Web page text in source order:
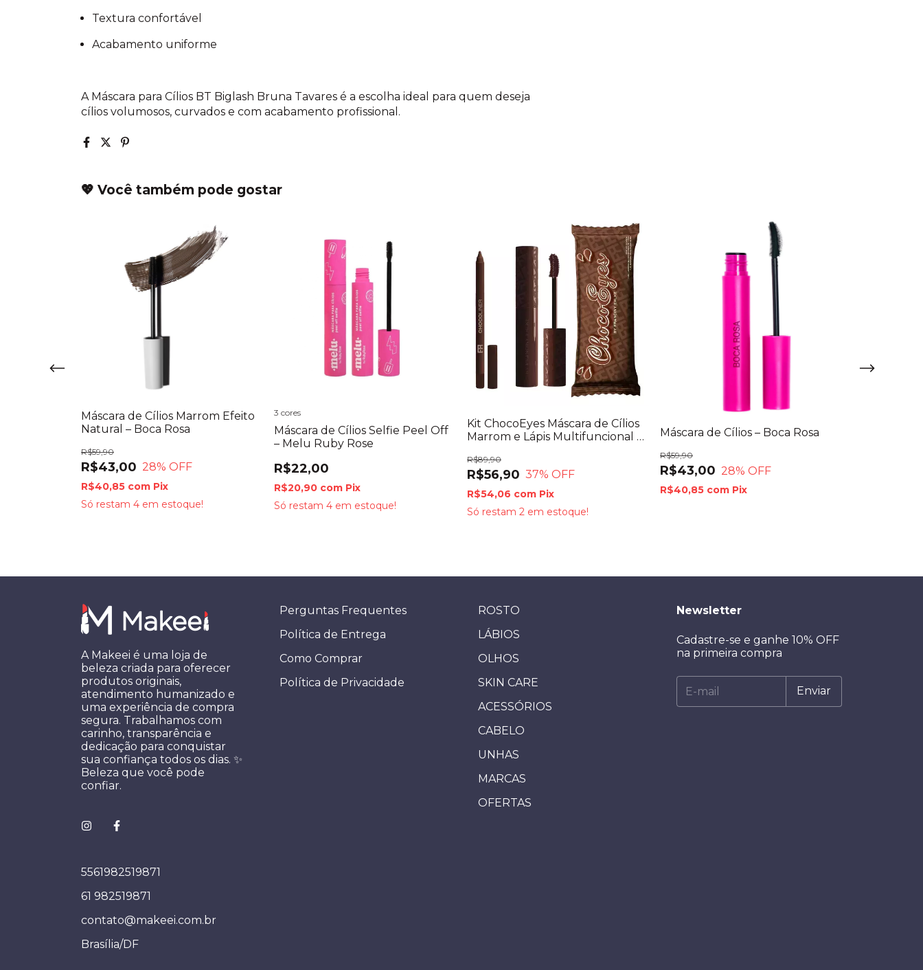
Textura confortável
Acabamento uniforme
A Máscara para Cílios BT Biglash Bruna Tavares é a escolha ideal para quem deseja
cílios volumosos, curvados e com acabamento profissional.
💖 Você também pode gostar
Máscara de Cílios Marrom Efeito
Natural – Boca Rosa
R$43,00
R$59,90
28% OFF
R$40,85 com Pix
Só restam 4 em estoque!
Máscara de Cílios Selfie Peel Off
– Melu Ruby Rose
R$22,00
R$20,90 com Pix
Só restam 4 em estoque!
3 cores
Kit ChocoEyes Máscara de Cílios
Marrom e Lápis Multifuncional –
R$56,90
R$89,90
37% OFF
R$54,06 com Pix
Só restam 2 em estoque!
Máscara de Cílios – Boca Rosa
R$43,00
R$59,90
28% OFF
R$40,85 com Pix
A Makeei é uma loja de
beleza criada para oferecer
produtos originais,
atendimento humanizado e
uma experiência de compra
segura. Trabalhamos com
carinho, transparência e
dedicação para conquistar
sua confiança todos os dias. ✨
Beleza que você pode
confiar.
5561982519871
61 982519871
contato@makeei.com.br
Brasília/DF
Perguntas Frequentes
Política de Entrega
Como Comprar
Política de Privacidade
ROSTO
LÁBIOS
OLHOS
SKIN CARE
ACESSÓRIOS
CABELO
UNHAS
MARCAS
OFERTAS
Newsletter
Cadastre-se e ganhe 10% OFF
na primeira compra